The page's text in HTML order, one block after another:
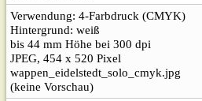
Verwendung: 4-Farbdruck (CMYK)
Hintergrund: weiß
bis 44 mm Höhe bei 300 dpi
JPEG, 454 x 520 Pixel
wappen_eidelstedt_solo_cmyk.jpg
(keine Vorschau)